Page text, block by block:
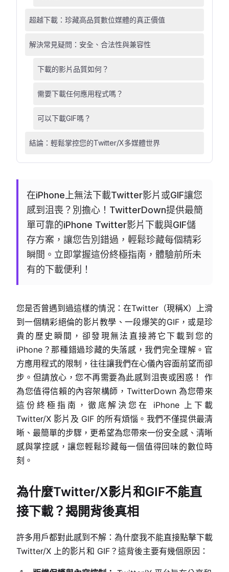
超越下載：珍藏高品質數位媒體的真正價值
解決常見疑問：安全、合法性與兼容性
下載的影片品質如何？
需要下載任何應用程式嗎？
可以下載GIF嗎？
結論：輕鬆掌控您的Twitter/X多媒體世界
在iPhone上無法下載Twitter影片或GIF讓您
感到沮喪？別擔心！TwitterDown提供最簡
單可靠的iPhone Twitter影片下載與GIF儲
存方案，讓您告別錯過，輕鬆珍藏每個精彩
瞬間。立即掌握這份終極指南，體驗前所未
有的下載便利！
您是否曾遇到過這樣的情況：在Twitter（現稱X）上滑
到一個精彩絕倫的影片教學、一段爆笑的GIF，或是珍
貴的歷史瞬間，卻發現無法直接將它下載到您的
iPhone？那種錯過珍藏的失落感，我們完全理解。官
方應用程式的限制，往往讓我們在心儀內容面前望而卻
步。但請放心，您不再需要為此感到沮喪或困惑！ 作
為您值得信賴的內容架構師，TwitterDown 為您帶來
這份終極指南，徹底解決您在 iPhone 上下載
Twitter/X 影片及 GIF 的所有煩惱。我們不僅提供最清
晰、最簡單的步驟，更希望為您帶來一份安全感、清晰
感與掌控感，讓您輕鬆珍藏每一個值得回味的數位時
刻。
為什麼Twitter/X影片和GIF不能直
接下載？揭開背後真相
許多用戶都對此感到不解：為什麼我不能直接點擊下載
Twitter/X 上的影片和 GIF？這背後主要有幾個原因：